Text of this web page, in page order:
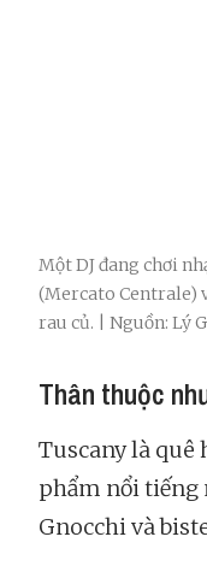
Một DJ đang chơi
(Mercato Centrale)
rau củ. | Nguồn: Lý
Thân thuộc
Tuscany là quê
phẩm nổi tiếng
Gnocchi và